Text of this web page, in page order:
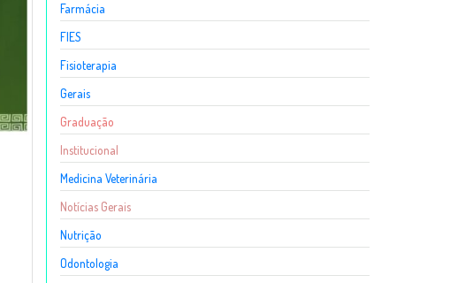
Farmácia
FIES
Fisioterapia
Gerais
Graduação
Institucional
Medicina Veterinária
Notícias Gerais
Nutrição
Odontologia